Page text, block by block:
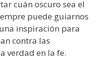
cuán oscuro sea el
puede guiarnos
inspiración para
contra las
verdad en la fe.